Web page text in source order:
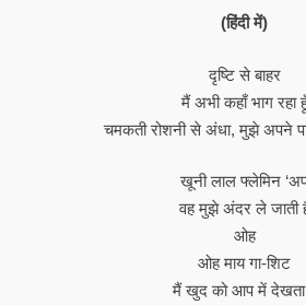
(हिंदी में)
दृष्टि से बाहर
मैं अभी कहाँ भाग रहा
चमकती रोशनी से अंधा, मुझे अपने
खूनी लाल फ्लेमिन
वह मुझे अंदर ले जाती
ओह
ओह माय गा-शिट
मैं खुद को आप में